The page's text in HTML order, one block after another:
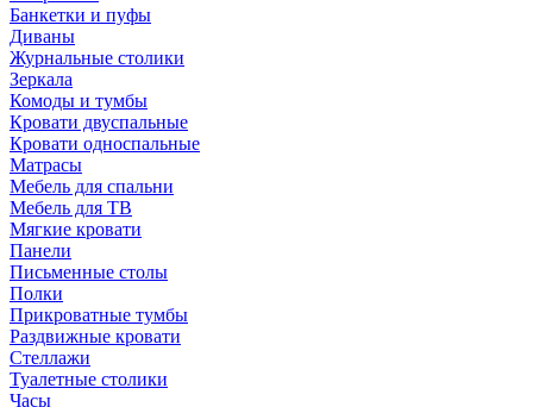
Банкетки и пуфы
Диваны
Журнальные столики
Зеркала
Комоды и тумбы
Кровати двуспальные
Кровати односпальные
Матрасы
Мебель для спальни
Мебель для ТВ
Мягкие кровати
Панели
Письменные столы
Полки
Прикроватные тумбы
Раздвижные кровати
Стеллажи
Туалетные столики
Часы